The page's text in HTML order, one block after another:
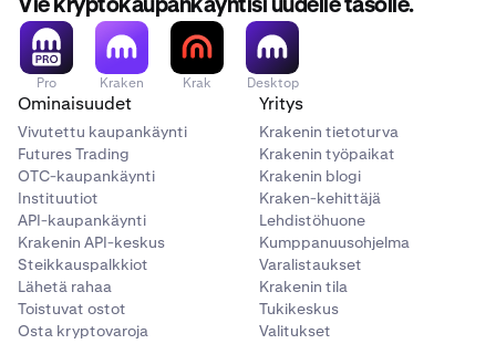
avaimen katoaminen poistaa pääsyn pysyvästi.
Valitse valintaruutuvahvistaaksesi, että hyväksyt
riskit ja vastuun yksityisen avaimen suojaamisesta.
Napsauta sitten
Paljasta avain ja vie lompakko.
Suorita 2FA-vahvistus.
Vie kryptokaupankäyntisi uudelle tasolle.
Pro Kraken Krak Desktop
Ominaisuudet
Vivutettu kaupankäynti
Futures Trading
OTC-kaupankäynti
Instituutiot
API-kaupankäynti
Krakenin API-keskus
Steikkauspalkkiot
Lähetä rahaa
Toistuvat ostot
Osta kryptovaroja
Yritys
Krakenin tietoturva
Krakenin työpaikat
Krakenin blogi
Kraken-kehittäjä
Lehdistöhuone
Kumppanuusohjelma
Varalistaukset
Krakenin tila
Tukikeskus
Valitukset